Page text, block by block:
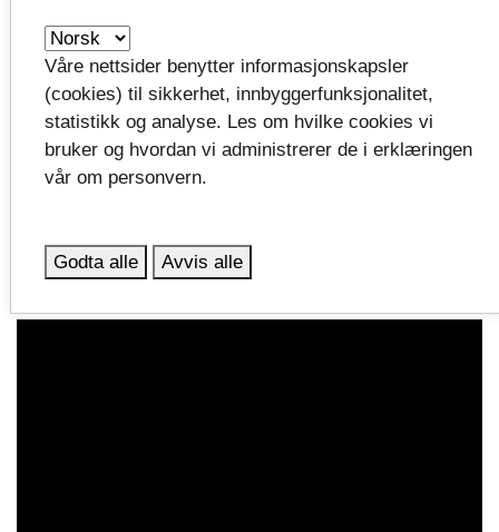
Politikerne har satt av det samme beløpet som
tidligere har vært fordelt til Teater Ibsen til
Vestfoldscenen. Dette utgjør 4,6 millioner pr år i hele
pilotperioden, fra 2026 – 2028.
Se hele intervjuet med fylkesordføreren, der hun
oppsummerer etableringen av Vestfoldscenen:
Våre nettsider benytter informasjonskapsler
(cookies) til sikkerhet, innbyggerfunksjonalitet,
statistikk og analyse. Les om hvilke cookies vi
bruker og hvordan vi administrerer de i erklæringen
vår om personvern.
Godta alle Avvis alle